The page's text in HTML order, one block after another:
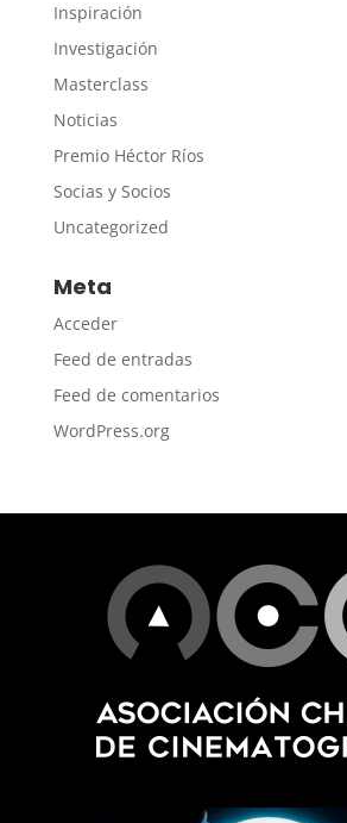
Inspiración
Investigación
Masterclass
Noticias
Premio Héctor Ríos
Socias y Socios
Uncategorized
Meta
Acceder
Feed de entradas
Feed de comentarios
WordPress.org